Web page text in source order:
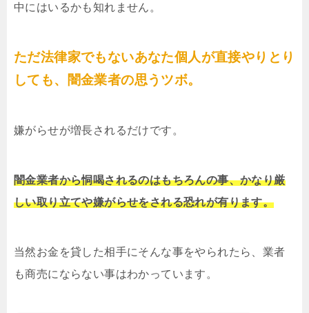
中にはいるかも知れません。
ただ法律家でもないあなた個人が直接やりとり
しても、闇金業者の思うツボ。
嫌がらせが増長されるだけです。
闇金業者から恫喝されるのはもちろんの事、かなり厳
しい取り立てや嫌がらせをされる恐れが有ります。
当然お金を貸した相手にそんな事をやられたら、業者
も商売にならない事はわかっています。